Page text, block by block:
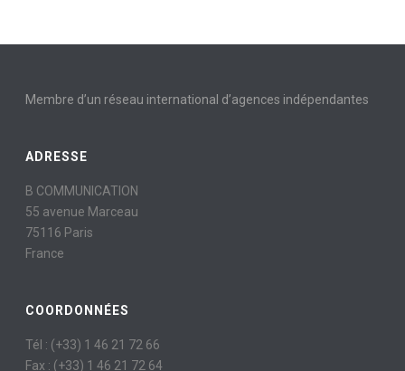
Membre d’un réseau international d’agences indépendantes
ADRESSE
B COMMUNICATION
55 avenue Marceau
75116 Paris
France
COORDONNÉES
Tél : (+33) 1 46 21 72 66
Fax : (+33) 1 46 21 72 64